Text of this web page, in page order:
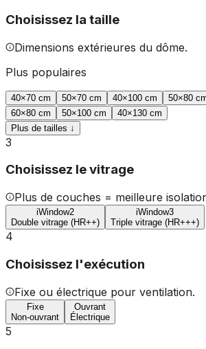
Choisissez la taille
Dimensions extérieures du dôme.
Plus populaires
40×70 cm 50×70 cm 40×100 cm 50×80
60×80 cm 50×100 cm 40×130 cm
Plus de tailles ↓
3
Choisissez le vitrage
Plus de couches = meilleure
iWindow2
Double vitrage (HR++)
iWindow3
Triple vitrage (HR+++)
4
Choisissez l'exécution
Fixe ou électrique pour ventilation.
Fixe
Non-ouvrant
Ouvrant
Électrique
5